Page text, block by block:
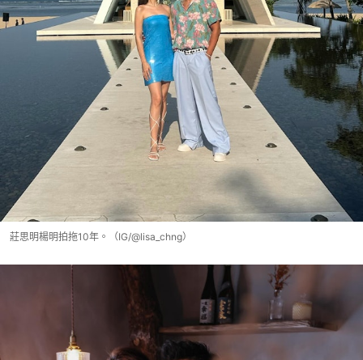
莊思明楊明拍拖10年。（IG/@lisa_chng）